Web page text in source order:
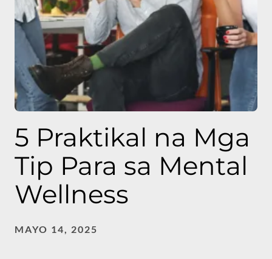
5 Praktikal na Mga
Tip Para sa Mental
Wellness
MAYO 14, 2025